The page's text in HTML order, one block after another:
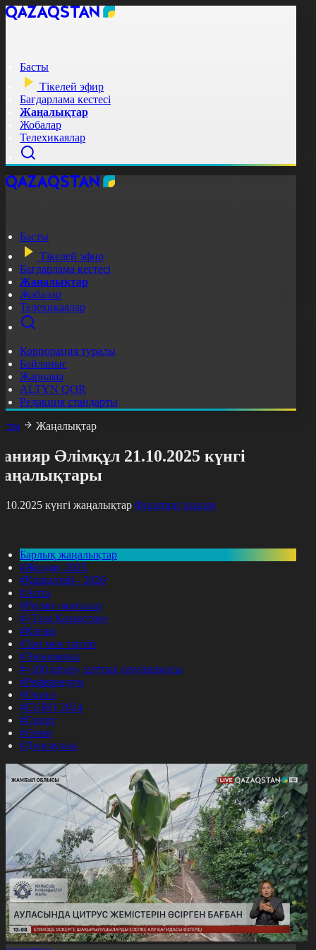
Басты
Тікелей эфир
Бағдарлама кестесі
Жаңалықтар
Жобалар
Телехикаялар
Басты
Тікелей эфир
Бағдарлама кестесі
Жаңалықтар
Жобалар
Телехикаялар
Корпорация туралы
Байланыс
Жарнама
ALTYN QOR
Редакция стандарты
Жаңалықтар
Әлімқұл 21.10.2025 күнгі
күнгі жаңалықтар Фильтрді тазалау
Барлық жаңалықтар
#Жолдау 2025
#Құрылтай - 2026
#Апта
#Ресми оқиғалар
#«Таза Қазақстан»
#Қоғам
#Заң мен тәртіп
#Экономика
#«100 кітап» ұлттық сауалнамасы
#Референдум
#Оқиға
#EURO 2024
#Спорт
#Әлем
#Денсаулық